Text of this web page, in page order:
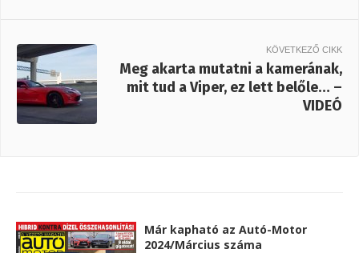
KÖVETKEZŐ CIKK
Meg akarta mutatni a kamerának,
mit tud a Viper, ez lett belőle… –
VIDEÓ
Már kapható az Autó-Motor
2024/Március száma